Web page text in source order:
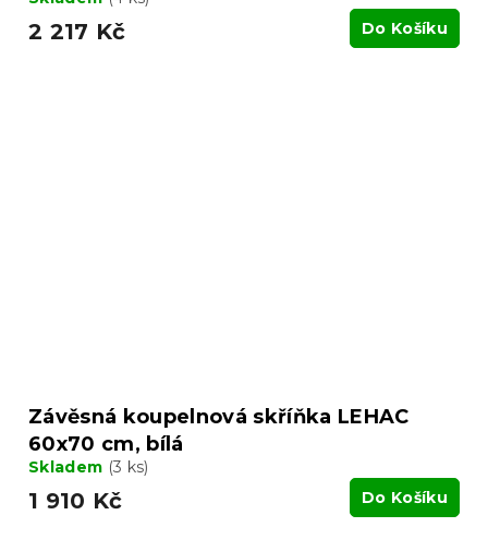
2 217 Kč Do Košíku
Závěsná koupelnová skříňka LEHAC
60x70 cm, bílá
Skladem (3 ks)
1 910 Kč Do Košíku